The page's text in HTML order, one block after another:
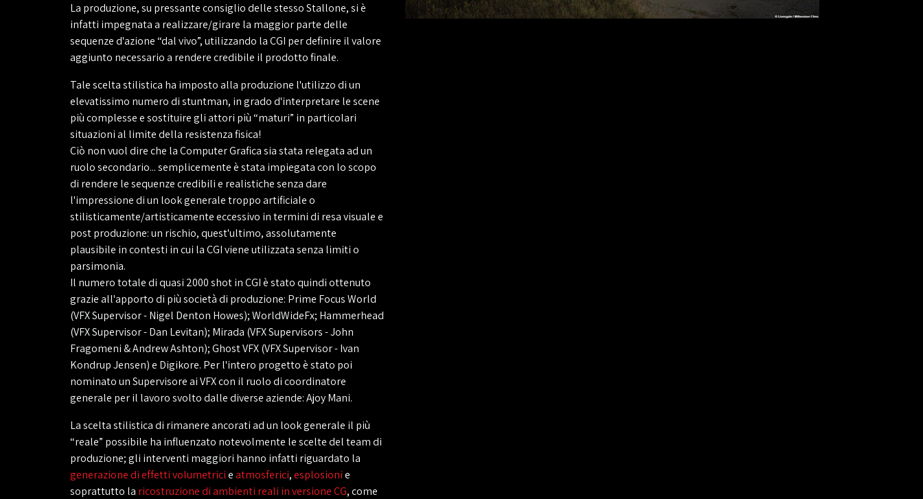
La produzione, su pressante consiglio delle stesso Stallone, si è
infatti impegnata a realizzare/girare la maggior parte delle
sequenze d'azione “dal vivo”, utilizzando la CGI per definire il valore
aggiunto necessario a rendere credibile il prodotto finale.
Tale scelta stilistica ha imposto alla produzione l'utilizzo di un
elevatissimo numero di stuntman, in grado d'interpretare le scene
più complesse e sostituire gli attori più “maturi” in particolari
situazioni al limite della resistenza fisica!
Ciò non vuol dire che la Computer Grafica sia stata relegata ad un
ruolo secondario... semplicemente è stata impiegata con lo scopo
di rendere le sequenze credibili e realistiche senza dare
l'impressione di un look generale troppo artificiale o
stilisticamente/artisticamente eccessivo in termini di resa visuale e
post produzione: un rischio, quest'ultimo, assolutamente
plausibile in contesti in cui la CGI viene utilizzata senza limiti o
parsimonia.
Il numero totale di quasi 2000 shot in CGI è stato quindi ottenuto
grazie all'apporto di più società di produzione: Prime Focus World
(VFX Supervisor - Nigel Denton Howes); WorldWideFx; Hammerhead
(VFX Supervisor - Dan Levitan); Mirada (VFX Supervisors - John
Fragomeni & Andrew Ashton); Ghost VFX (VFX Supervisor - Ivan
Kondrup Jensen) e Digikore. Per l'intero progetto è stato poi
nominato un Supervisore ai VFX con il ruolo di coordinatore
generale per il lavoro svolto dalle diverse aziende: Ajoy Mani.
La scelta stilistica di rimanere ancorati ad un look generale il più
“reale” possibile ha influenzato notevolmente le scelte del team di
produzione; gli interventi maggiori hanno infatti riguardato la
generazione di effetti volumetricieatmosferici,esplosionie
soprattutto la ricostruzione di ambienti reali in versione CG, come